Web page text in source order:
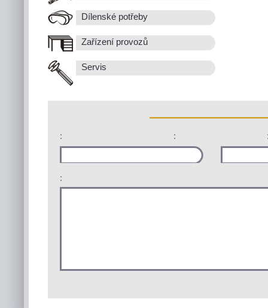
Dílenské potřeby
Zařízení provozů
Servis
: :
: